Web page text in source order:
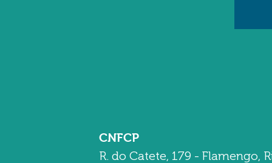
CNFCP
R. do Catete, 179 - Flamengo,